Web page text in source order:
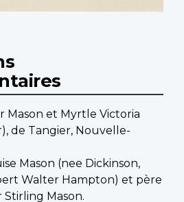
Mason et Myrtle Victoria
de Tangier, Nouvelle-
Mason (nee Dickinson,
Walter Hampton) et père
Stirling Mason.